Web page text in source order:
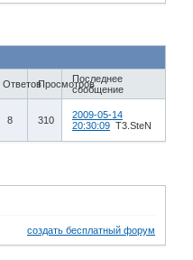
ОтветовПросмотровПоследнее
сообщение
8 310
2009-05-14
20:30:09 T3.SteN
создать бесплатный форум